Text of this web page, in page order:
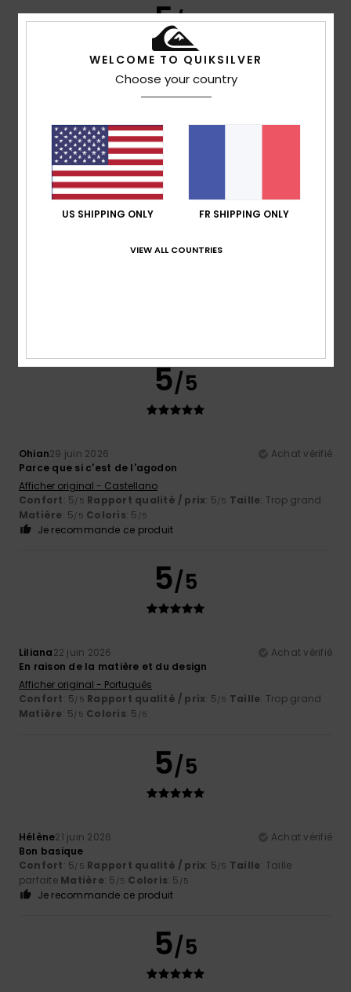
5/5
Confort: 5/5 Rapport qualité / prix
parfaiteMatière: 5/5 Coloris
Je recommande ce produit
4
5/5
Ohian29 juin 2026
Achat vérifié
Parce que si c'est de l'agodon
Afficher original - Castellano
Confort: 5/5 Rapport qualité / prix: 5/5 Taille: Trop grand
Matière: 5/5 Coloris: 5 /5
Je recommande ce produit
5/5
Liliana22 juin 2026
Achat vérifié
En raison de la matière et du design
Afficher original - Português
Confort: 5/5 Rapport qualité / prix: 5/5 Taille: Trop grand
Matière: 5/5 Coloris: 5 /5
5/5
Hélène21 juin 2026
Achat vérifié
Bon basique
Confort: 5/5 Rapport qualité / prix: 5/5 Taille: Taille
parfaite Matière: 5 /5 Coloris: 5 /5
Je recommande ce produit
5/5
WELCOME TO QUIKSILVER
Choose your country
US SHIPPING ONLY FR SHIPPING ONLY
VIEW ALL COUNTRIES